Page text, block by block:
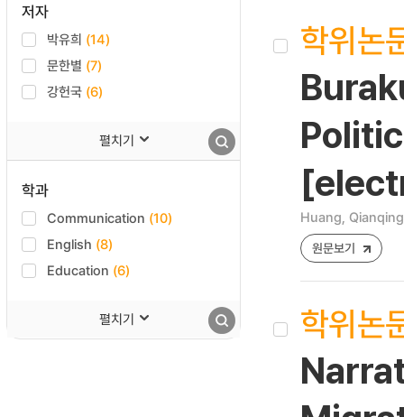
저자
박유희 (14)
문한별 (7)
강헌국 (6)
펼치기
학과
Communication (10)
English (8)
Education (6)
펼치기
학위논
Huang, Qianqing
원문보기
학위논